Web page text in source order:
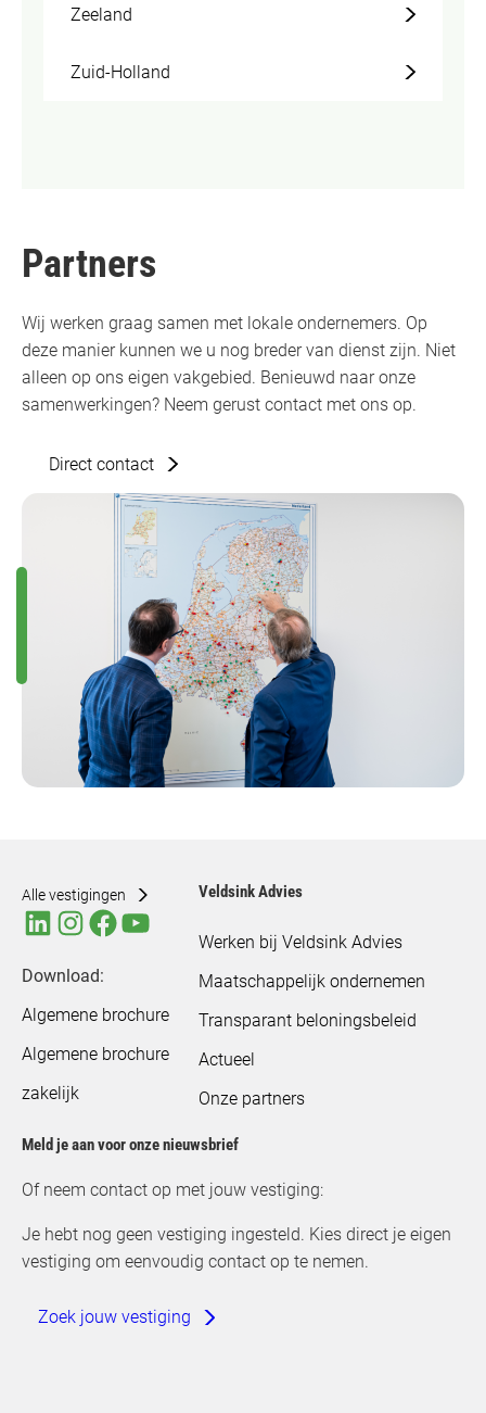
Zeeland
Zuid-Holland
Partners
Wij werken graag samen met lokale ondernemers. Op
deze manier kunnen we u nog breder van dienst zijn. Niet
alleen op ons eigen vakgebied. Benieuwd naar onze
samenwerkingen? Neem gerust contact met ons op.
Direct contact
Alle vestigingen
Download:
Algemene brochure
Algemene brochure
zakelijk
Veldsink Advies
Werken bij Veldsink Advies
Maatschappelijk ondernemen
Transparant beloningsbeleid
Actueel
Onze partners
Meld je aan voor onze nieuwsbrief
Of neem contact op met jouw vestiging:
Je hebt nog geen vestiging ingesteld. Kies direct je eigen
vestiging om eenvoudig contact op te nemen.
Zoek jouw vestiging